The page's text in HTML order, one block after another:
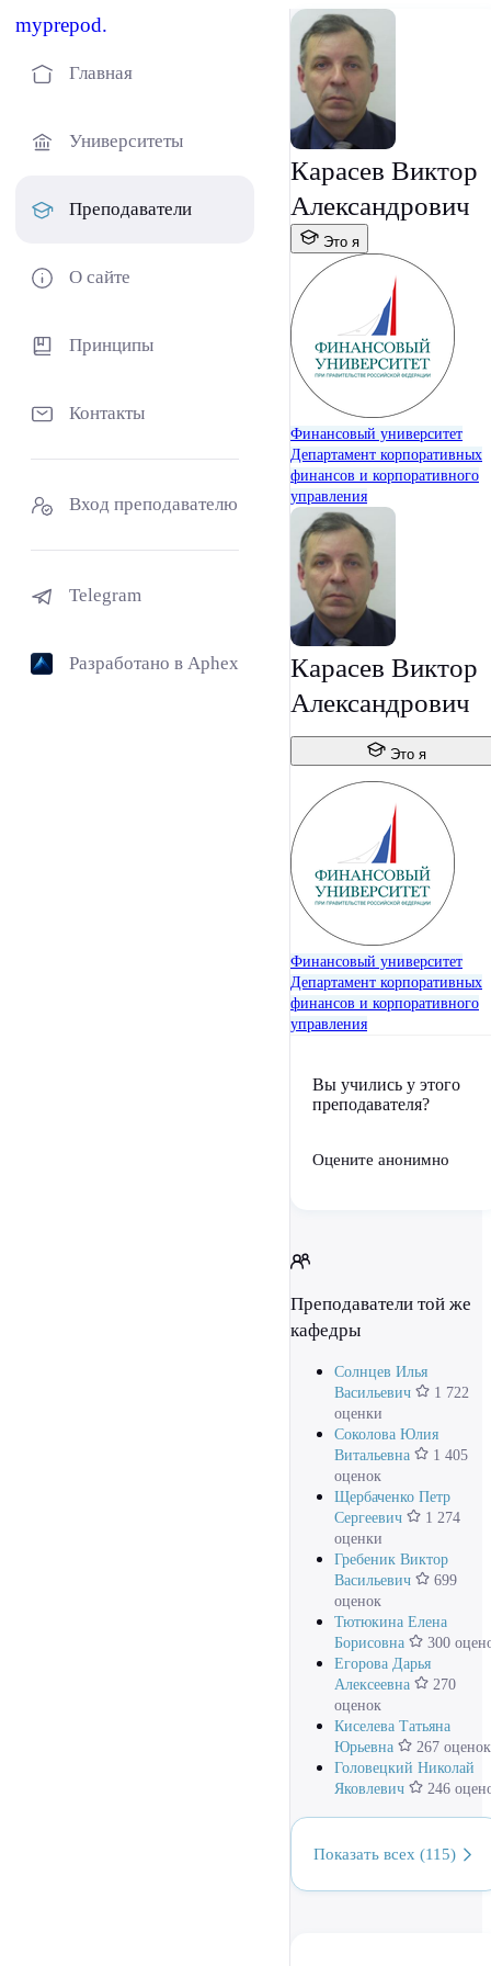
myprepod.
Главная
Университеты
Преподаватели
О сайте
Принципы
Контакты
Вход преподавателю
Telegram
Разработано в Aphex
Карасев Виктор
Александрович
Это я
Финансовый университет
Департамент корпоративных
финансов и корпоративного
управления
Карасев Виктор
Александрович
Это я
Финансовый университет
Департамент корпоративных
финансов и корпоративного
управления
Вы учились у этого
преподавателя?
Оцените анонимно
Преподаватели той же
кафедры
Солнцев Илья
Васильевич
1 722
оценки
Соколова Юлия
Витальевна
1 405
оценок
Щербаченко Петр
Сергеевич
1 274
оценки
Гребеник Виктор
Васильевич
699
оценок
Тютюкина Елена
Борисовна
300
Егорова Дарья
Алексеевна
270
оценок
Киселева Татьяна
Юрьевна
267 оценок
Головецкий Николай
Яковлевич
246
Показать всех (115)